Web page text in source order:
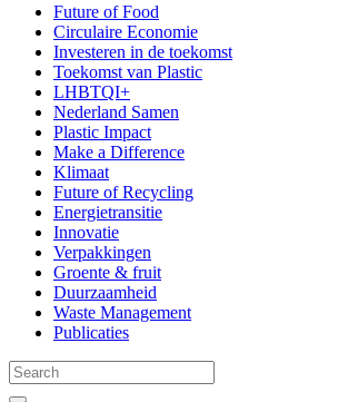
Future of Food
Circulaire Economie
Investeren in de toekomst
Toekomst van Plastic
LHBTQI+
Nederland Samen
Plastic Impact
Make a Difference
Klimaat
Future of Recycling
Energietransitie
Innovatie
Verpakkingen
Groente & fruit
Duurzaamheid
Waste Management
Publicaties